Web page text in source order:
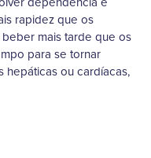
rapidez que os
mais tarde que os
para se tornar
ou cardíacas,